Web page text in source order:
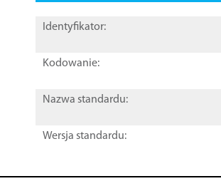
Identyfikator:
Kodowanie:
Nazwa standardu:
Wersja standardu: